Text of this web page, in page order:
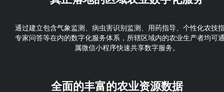
通过建立包含气象监测、病虫害识别监测、用药指导、个性化农技
专家问答等在内的数字化服务体系，所辖区域内的农业生产者均可
属微信小程序快速共享数字服务。
全面的丰富的农业资源数据